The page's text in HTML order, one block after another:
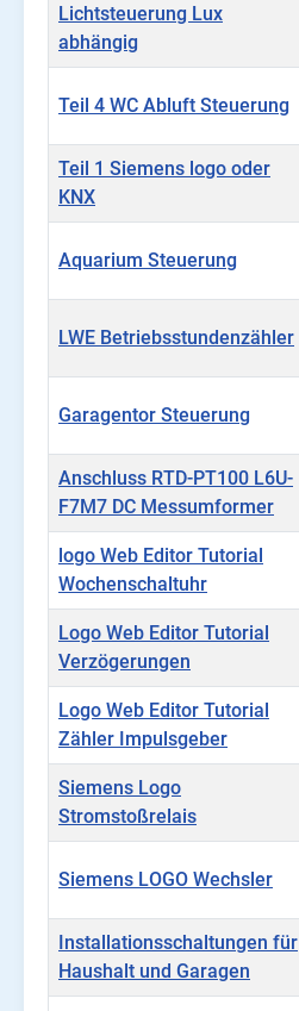
Lichtsteuerung Lux
abhängig
Teil 4 WC Abluft Steuerung
Teil 1 Siemens logo oder
KNX
Aquarium Steuerung
LWE Betriebsstundenzähler
Garagentor Steuerung
Anschluss RTD-PT100 L6U-
F7M7 DC Messumformer
logo Web Editor Tutorial
Wochenschaltuhr
Logo Web Editor Tutorial
Verzögerungen
Logo Web Editor Tutorial
Zähler Impulsgeber
Siemens Logo
Stromstoßrelais
Siemens LOGO Wechsler
Installationsschaltungen für
Haushalt und Garagen